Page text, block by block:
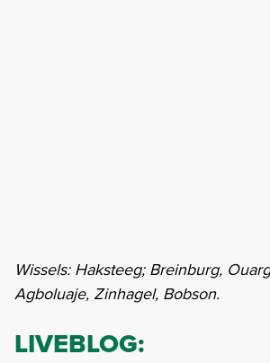
Wissels: Haksteeg; Breinburg,
Agboluaje, Zinhagel, Bobson.
LIVEBLOG: